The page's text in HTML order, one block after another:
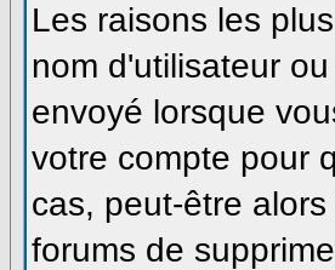
Les raisons les
nom d'utilisateur
envoyé lorsque
votre compte pour
cas, peut-être
forums de